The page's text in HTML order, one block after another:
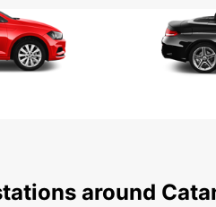
around